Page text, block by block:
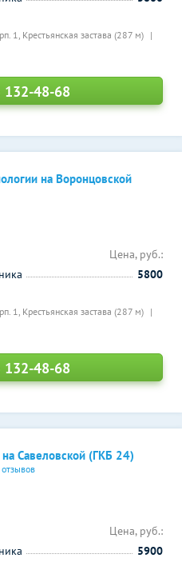
1, Крестьянская застава (287 м)
132-48-68
на Воронцовской
1, Крестьянская застава (287 м)
Цена, руб.:
5800
132-48-68
Савеловской (ГКБ 24)
Цена, руб.:
5900